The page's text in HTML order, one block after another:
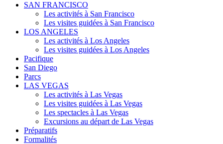
SAN FRANCISCO
Les activités à San Francisco
Les visites guidées à San Francisco
LOS ANGELES
Les activités à Los Angeles
Les visites guidées à Los Angeles
Pacifique
San Diego
Parcs
LAS VEGAS
Les activités à Las Vegas
Les visites guidées à Las Vegas
Les spectacles à Las Vegas
Excursions au départ de Las Vegas
Préparatifs
Formalités